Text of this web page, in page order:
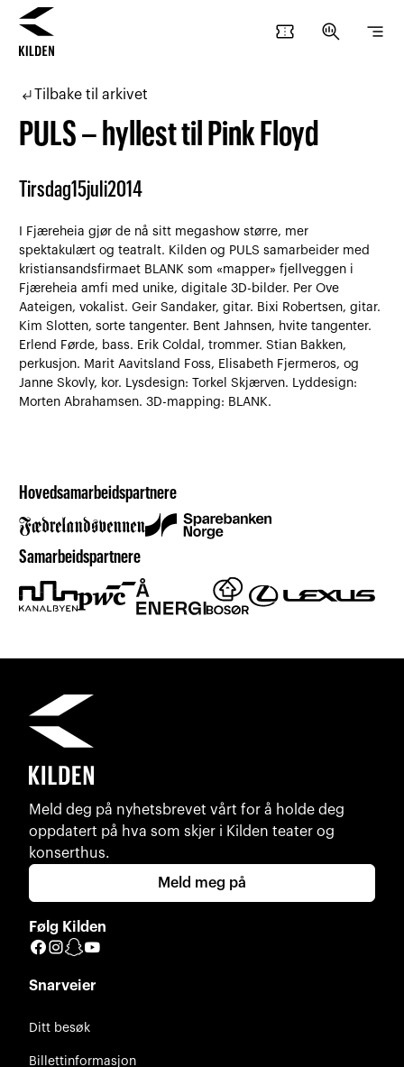
confirmation_number search_insights segment
subdirectory_arrow_leftTilbake til arkivet
PULS – hyllest til Pink Floyd
Tirsdag15juli2014
I Fjæreheia gjør de nå sitt megashow større, mer
spektakulært og teatralt. Kilden og PULS samarbeider med
kristiansandsfirmaet BLANK som «mapper» fjellveggen i
Fjæreheia amfi med unike, digitale 3D-bilder. Per Ove
Aateigen, vokalist. Geir Sandaker, gitar. Bixi Robertsen, gitar.
Kim Slotten, sorte tangenter. Bent Jahnsen, hvite tangenter.
Erlend Førde, bass. Erik Coldal, trommer. Stian Bakken,
perkusjon. Marit Aavitsland Foss, Elisabeth Fjermeros, og
Janne Skovly, kor. Lysdesign: Torkel Skjærven. Lyddesign:
Morten Abrahamsen. 3D-mapping: BLANK.
Hovedsamarbeidspartnere
Samarbeidspartnere
Meld deg på nyhetsbrevet vårt for å holde deg
oppdatert på hva som skjer i Kilden teater og
konserthus.
Meld meg på
Følg Kilden
Facebook
Instagram
Snapchat
Snarveier
Ditt besøk
Billettinformasjon